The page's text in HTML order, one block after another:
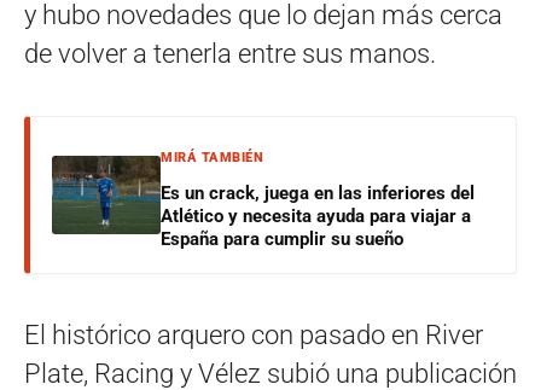
y hubo novedades que lo dejan más cerca
de volver a tenerla entre sus manos.
MIRÁ TAMBIÉN
Es un crack, juega en las inferiores del
Atlético y necesita ayuda para viajar a
España para cumplir su sueño
El histórico arquero con pasado en River
Plate, Racing y Vélez subió una publicación